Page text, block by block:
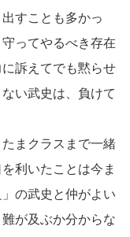
すことも多かっ
ってやるべき存在
訴えてでも黙らせ
い武史は、負けて
まクラスまで一緒
利いたことは今ま
の武史と仲がよい
が及ぶか分からな